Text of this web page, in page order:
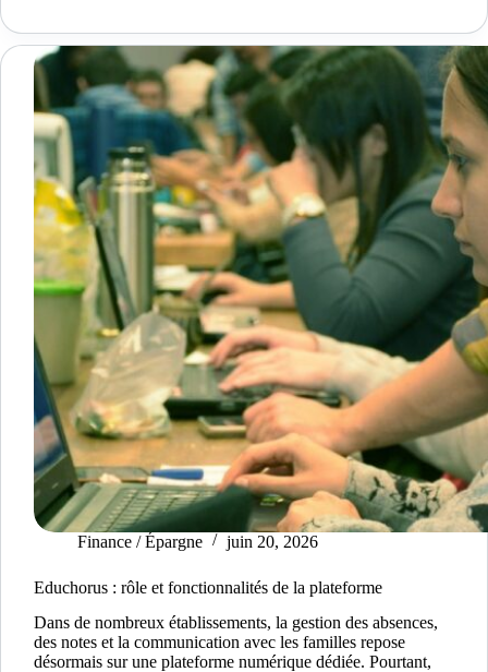
Finance / Épargne juin 20, 2026
Educhorus : rôle et fonctionnalités de la plateforme
Dans de nombreux établissements, la gestion des absences,
des notes et la communication avec les familles repose
désormais sur une plateforme numérique dédiée. Pourtant,